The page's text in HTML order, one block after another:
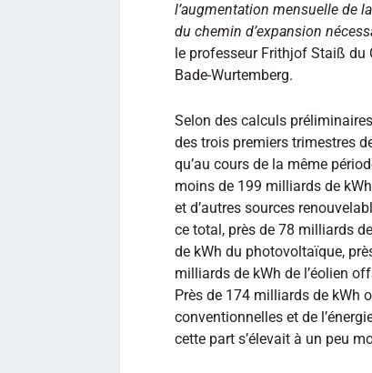
l’augmentation mensuelle de
du chemin d’expansion
le professeur Frithjof Staiß du
Bade-Wurtemberg.
Selon des calculs
des trois premiers trimestres
qu’au cours de la même
moins de 199 milliards de
et d’autres sources
ce total, près de 78 milliards
de kWh du photovoltaïque,
milliards de kWh de l’éolien
Près de 174 milliards de kWh
conventionnelles et de
cette part s’élevait à un peu